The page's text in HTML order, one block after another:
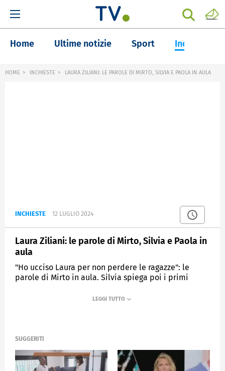
Home Ultime notizie Sport Inchieste
HOME INCHIESTE LAURA ZILIANI: LE PAROLE DI MIRTO, SILVIA E PAOLA IN AULA
INCHIESTE 12 LUGLIO 2024
Laura Ziliani: le parole di Mirto, Silvia e Paola in
aula
"Ho ucciso Laura per non perdere le ragazze": le
parole di Mirto in aula. Silvia spiega poi i primi
"Mamma era un mostro e mirto il mio guru".
SUGGERITI